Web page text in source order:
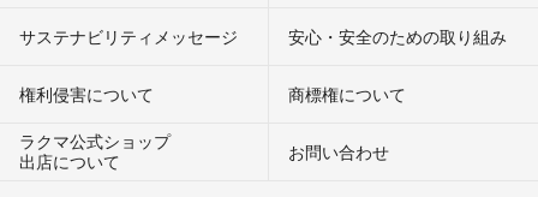
サステナビリティメッセージ 安心・安全のための取り組み
権利侵害について
商標権について
ラクマ公式ショップ
出店について
お問い合わせ